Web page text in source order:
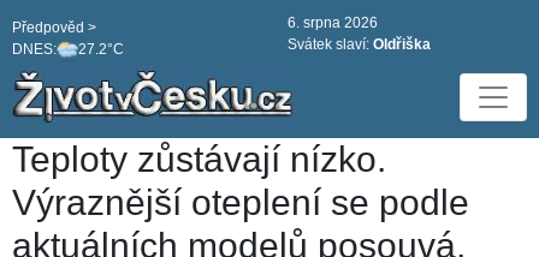
DNES: 27.2°C
Předpověd >
6. srpna 2026
Svátek slaví: Oldřiška
Teploty zůstávají nízko.
Výraznější oteplení se podle
aktuálních modelů posouvá,